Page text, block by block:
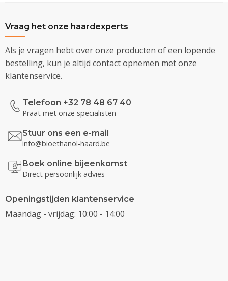
Vraag het onze haardexperts
Als je vragen hebt over onze producten of een lopende
bestelling, kun je altijd contact opnemen met onze
klantenservice.
Telefoon +32 78 48 67 40
Praat met onze specialisten
Stuur ons een e-mail
info@bioethanol-haard.be
Boek online bijeenkomst
Direct persoonlijk advies
Openingstijden klantenservice
Maandag - vrijdag: 10:00 - 14:00